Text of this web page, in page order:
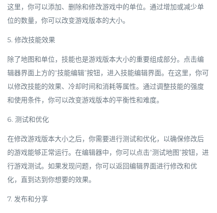
这里，你可以添加、删除和修改游戏中的单位。通过增加或减少单
位的数量，你可以改变游戏版本的大小。
5. 修改技能效果
除了地图和单位，技能也是游戏版本大小的重要组成部分。点击编
辑器界面上方的“技能编辑”按钮，进入技能编辑界面。在这里，你可
以修改技能的效果、冷却时间和消耗等属性。通过调整技能的强度
和使用条件，你可以改变游戏版本的平衡性和难度。
6. 测试和优化
在修改游戏版本大小之后，你需要进行测试和优化，以确保修改后
的游戏能够正常运行。在编辑器中，你可以点击“测试地图”按钮，进
行游戏测试。如果发现问题，你可以返回编辑界面进行修改和优
化，直到达到你想要的效果。
7. 发布和分享